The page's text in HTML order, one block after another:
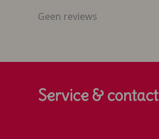
Geen reviews
Service & contact